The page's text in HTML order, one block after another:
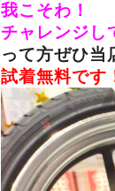
我こそわ！
チャレンジし
って方ぜひ当
試着無料です